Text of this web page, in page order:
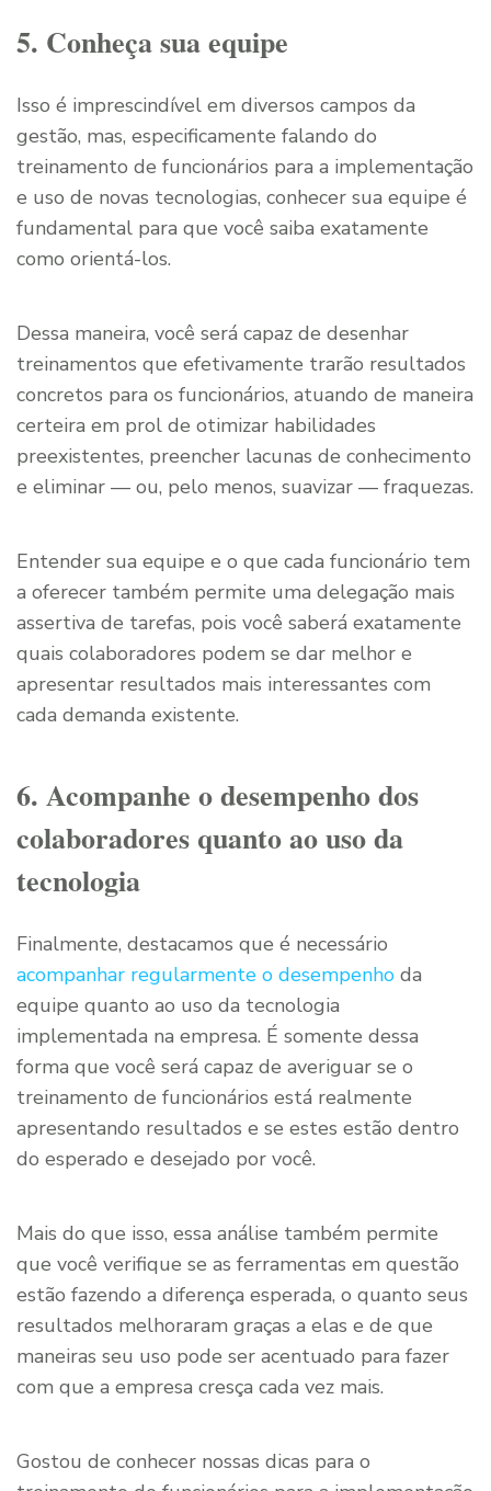
5. Conheça sua equipe
Isso é imprescindível em diversos campos da
gestão, mas, especificamente falando do
treinamento de funcionários para a implementação
e uso de novas tecnologias, conhecer sua equipe é
fundamental para que você saiba exatamente
como orientá-los.
Dessa maneira, você será capaz de desenhar
treinamentos que efetivamente trarão resultados
concretos para os funcionários, atuando de maneira
certeira em prol de otimizar habilidades
preexistentes, preencher lacunas de conhecimento
e eliminar — ou, pelo menos, suavizar — fraquezas.
Entender sua equipe e o que cada funcionário tem
a oferecer também permite uma delegação mais
assertiva de tarefas, pois você saberá exatamente
quais colaboradores podem se dar melhor e
apresentar resultados mais interessantes com
cada demanda existente.
6. Acompanhe o desempenho dos
colaboradores quanto ao uso da
tecnologia
Finalmente, destacamos que é necessário
acompanhar regularmente o desempenho da
equipe quanto ao uso da tecnologia
implementada na empresa. É somente dessa
forma que você será capaz de averiguar se o
treinamento de funcionários está realmente
apresentando resultados e se estes estão dentro
do esperado e desejado por você.
Mais do que isso, essa análise também permite
que você verifique se as ferramentas em questão
estão fazendo a diferença esperada, o quanto seus
resultados melhoraram graças a elas e de que
maneiras seu uso pode ser acentuado para fazer
com que a empresa cresça cada vez mais.
Gostou de conhecer nossas dicas para o